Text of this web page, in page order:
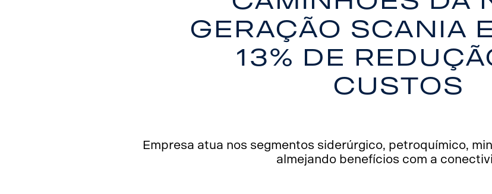
Geração Scania
13% de
custos
Empresa atua nos segmentos siderúrgico, petroquímico,
almejando benefícios com a